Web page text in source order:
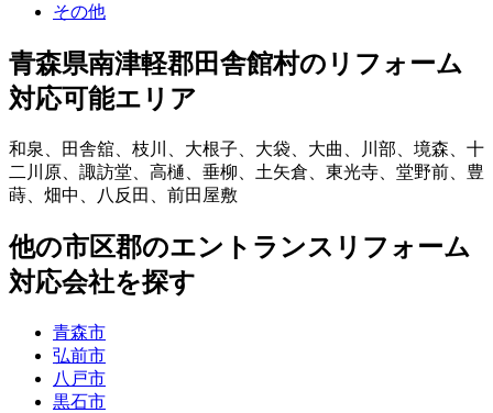
その他
青森県南津軽郡田舎館村のリフォーム
対応可能エリア
和泉 田舎舘 枝川 大根子 大袋 大曲 川部 境森
十
二川原
諏訪堂 高樋 垂柳 土矢倉 東光寺 堂野前
豊
蒔
畑中 八反田 前田屋敷
他の市区郡のエントランスリフォーム
対応会社を探す
青森市
弘前市
八戸市
黒石市